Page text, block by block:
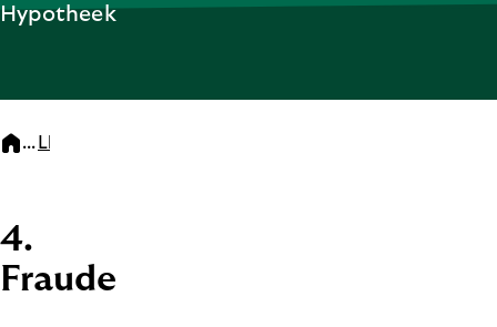
Hypotheek
... Lloyds Bank Hypotheekgids
4. Fraude
4.
Fraude